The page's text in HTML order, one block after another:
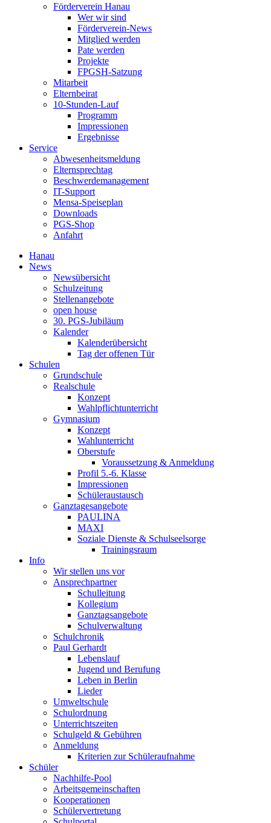
Förderverein Hanau
Wer wir sind
Förderverein-News
Mitglied werden
Pate werden
Projekte
FPGSH-Satzung
Mitarbeit
Elternbeirat
10-Stunden-Lauf
Programm
Impressionen
Ergebnisse
Service
Abwesenheitsmeldung
Elternsprechtag
Beschwerdemanagement
IT-Support
Mensa-Speiseplan
Downloads
PGS-Shop
Anfahrt
Hanau
News
Newsübersicht
Schulzeitung
Stellenangebote
open house
30. PGS-Jubiläum
Kalender
Kalenderübersicht
Tag der offenen Tür
Schulen
Grundschule
Realschule
Konzept
Wahlpflichtunterricht
Gymnasium
Konzept
Wahlunterricht
Oberstufe
Voraussetzung & Anmeldung
Profil 5.-6. Klasse
Impressionen
Schüleraustausch
Ganztagesangebote
PAULINA
MAXI
Soziale Dienste & Schulseelsorge
Trainingsraum
Info
Wir stellen uns vor
Ansprechpartner
Schulleitung
Kollegium
Ganztagsangebote
Schulverwaltung
Schulchronik
Paul Gerhardt
Lebenslauf
Jugend und Berufung
Leben in Berlin
Lieder
Umweltschule
Schulordnung
Unterrichtszeiten
Schulgeld & Gebühren
Anmeldung
Kriterien zur Schüleraufnahme
Schüler
Nachhilfe-Pool
Arbeitsgemeinschaften
Kooperationen
Schülervertretung